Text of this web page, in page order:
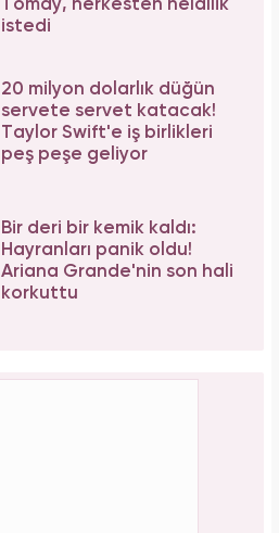
Tomay, herkesten helallik
istedi
20 milyon dolarlık düğün
servete servet katacak!
Taylor Swift'e iş birlikleri
peş peşe geliyor
Bir deri bir kemik kaldı:
Hayranları panik oldu!
Ariana Grande'nin son hali
korkuttu